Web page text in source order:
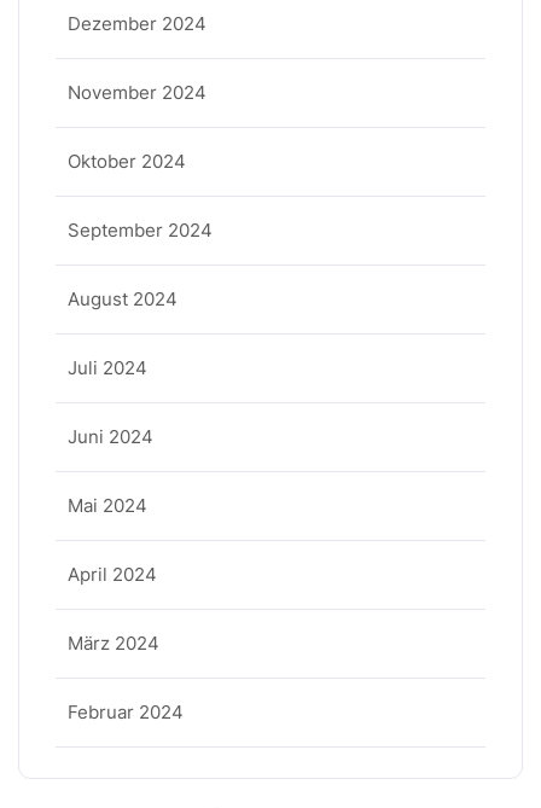
Dezember 2024
November 2024
Oktober 2024
September 2024
August 2024
Juli 2024
Juni 2024
Mai 2024
April 2024
März 2024
Februar 2024